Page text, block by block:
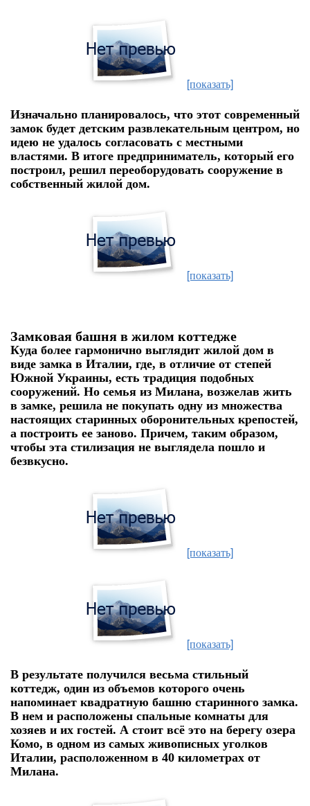
[показать]
Изначально планировалось, что этот современный
замок будет детским развлекательным центром, но
идею не удалось согласовать с местными
властями. В итоге предприниматель, который его
построил, решил переоборудовать сооружение в
собственный жилой дом.
[показать]
Замковая башня в жилом коттедже
Куда более гармонично выглядит жилой дом в
виде замка в Италии, где, в отличие от степей
Южной Украины, есть традиция подобных
сооружений. Но семья из Милана, возжелав жить
в замке, решила не покупать одну из множества
настоящих старинных оборонительных крепостей,
а построить ее заново. Причем, таким образом,
чтобы эта стилизация не выглядела пошло и
безвкусно.
[показать]
[показать]
В результате получился весьма стильный
коттедж, один из объемов которого очень
напоминает квадратную башню старинного замка.
В нем и расположены спальные комнаты для
хозяев и их гостей. А стоит всё это на берегу озера
Комо, в одном из самых живописных уголков
Италии, расположенном в 40 километрах от
Милана.